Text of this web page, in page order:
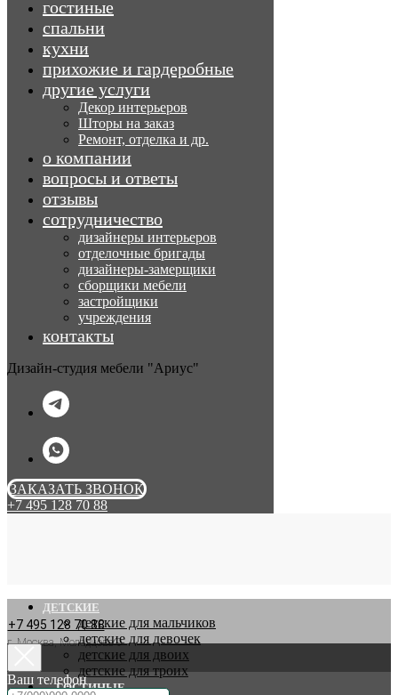
гостиные
спальни
кухни
прихожие и гардеробные
другие услуги
Декор интерьеров
Шторы на заказ
Ремонт, отделка и др.
о компании
вопросы и ответы
отзывы
сотрудничество
дизайнеры интерьеров
отделочные бригады
дизайнеры-замерщики
сборщики мебели
застройщики
учреждения
контакты
Дизайн-студия мебели "Ариус"
ЗАКАЗАТЬ ЗВОНОК
+7 495 128 70 88
+7 495 128 70 88
г. Москва, Молодцова 9
ДЕТСКИЕ
детские для мальчиков
детские для девочек
детские для двоих
детские для троих
ГОСТИНЫЕ
Ваш телефон